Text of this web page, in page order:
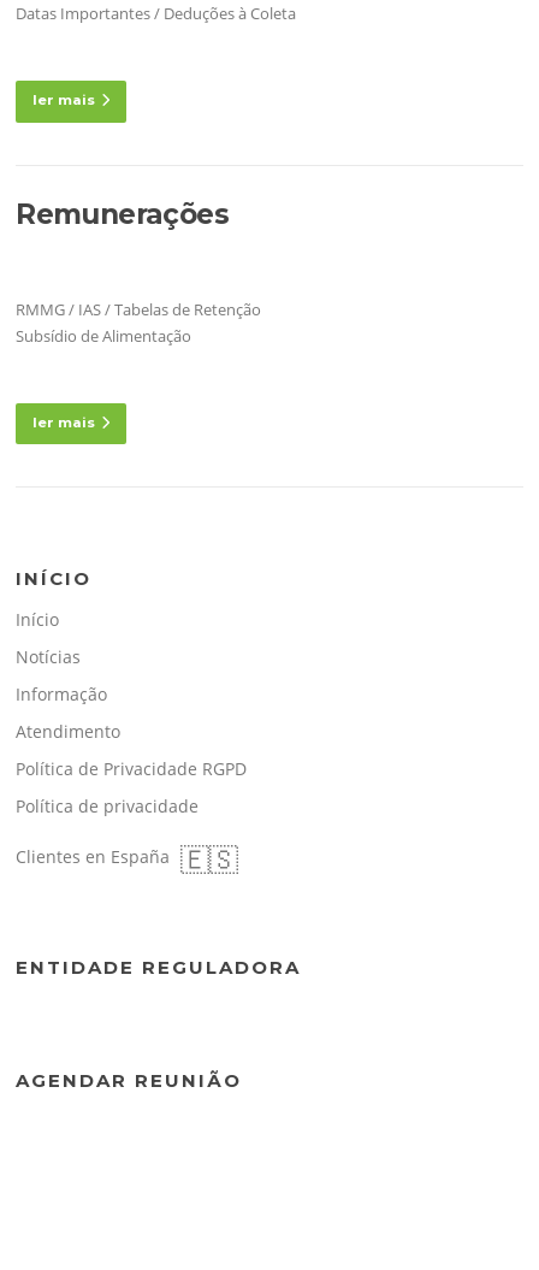
Datas Importantes / Deduções à Coleta
ler mais
Remunerações
RMMG / IAS / Tabelas de Retenção
Subsídio de Alimentação
ler mais
INÍCIO
Início
Notícias
Informação
Atendimento
Política de Privacidade RGPD
Política de privacidade
Clientes en España 🇪🇸
ENTIDADE REGULADORA
AGENDAR REUNIÃO